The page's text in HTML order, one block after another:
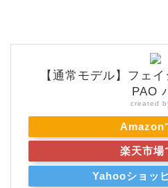
【通常モデル】フェ
PAO
created
Amazon
楽天市場
Yahooショッ